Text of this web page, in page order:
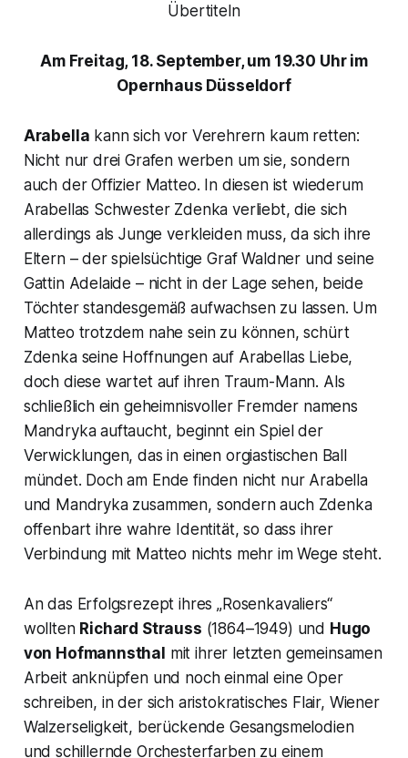
Übertiteln
Am Freitag, 18. September, um 19.30 Uhr im
Opernhaus Düsseldorf
Arabella kann sich vor Verehrern kaum retten:
Nicht nur drei Grafen werben um sie, sondern
auch der Offizier Matteo. In diesen ist wiederum
Arabellas Schwester Zdenka verliebt, die sich
allerdings als Junge verkleiden muss, da sich ihre
Eltern – der spielsüchtige Graf Waldner und seine
Gattin Adelaide – nicht in der Lage sehen, beide
Töchter standesgemäß aufwachsen zu lassen. Um
Matteo trotzdem nahe sein zu können, schürt
Zdenka seine Hoffnungen auf Arabellas Liebe,
doch diese wartet auf ihren Traum-Mann. Als
schließlich ein geheimnisvoller Fremder namens
Mandryka auftaucht, beginnt ein Spiel der
Verwicklungen, das in einen orgiastischen Ball
mündet. Doch am Ende finden nicht nur Arabella
und Mandryka zusammen, sondern auch Zdenka
offenbart ihre wahre Identität, so dass ihrer
Verbindung mit Matteo nichts mehr im Wege steht.
An das Erfolgsrezept ihres „Rosenkavaliers“
wollten Richard Strauss (1864–1949) und Hugo
von Hofmannsthal mit ihrer letzten gemeinsamen
Arbeit anknüpfen und noch einmal eine Oper
schreiben, in der sich aristokratisches Flair, Wiener
Walzerseligkeit, berückende Gesangsmelodien
und schillernde Orchesterfarben zu einem